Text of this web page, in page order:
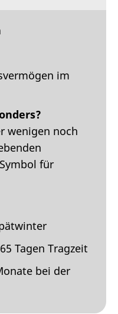
im
wenigen noch
für
Tagen Tragzeit
bei der